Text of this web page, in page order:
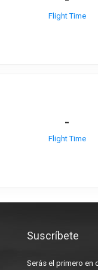
Flight Time
-
Flight Time
Suscríbete
Serás el primero en